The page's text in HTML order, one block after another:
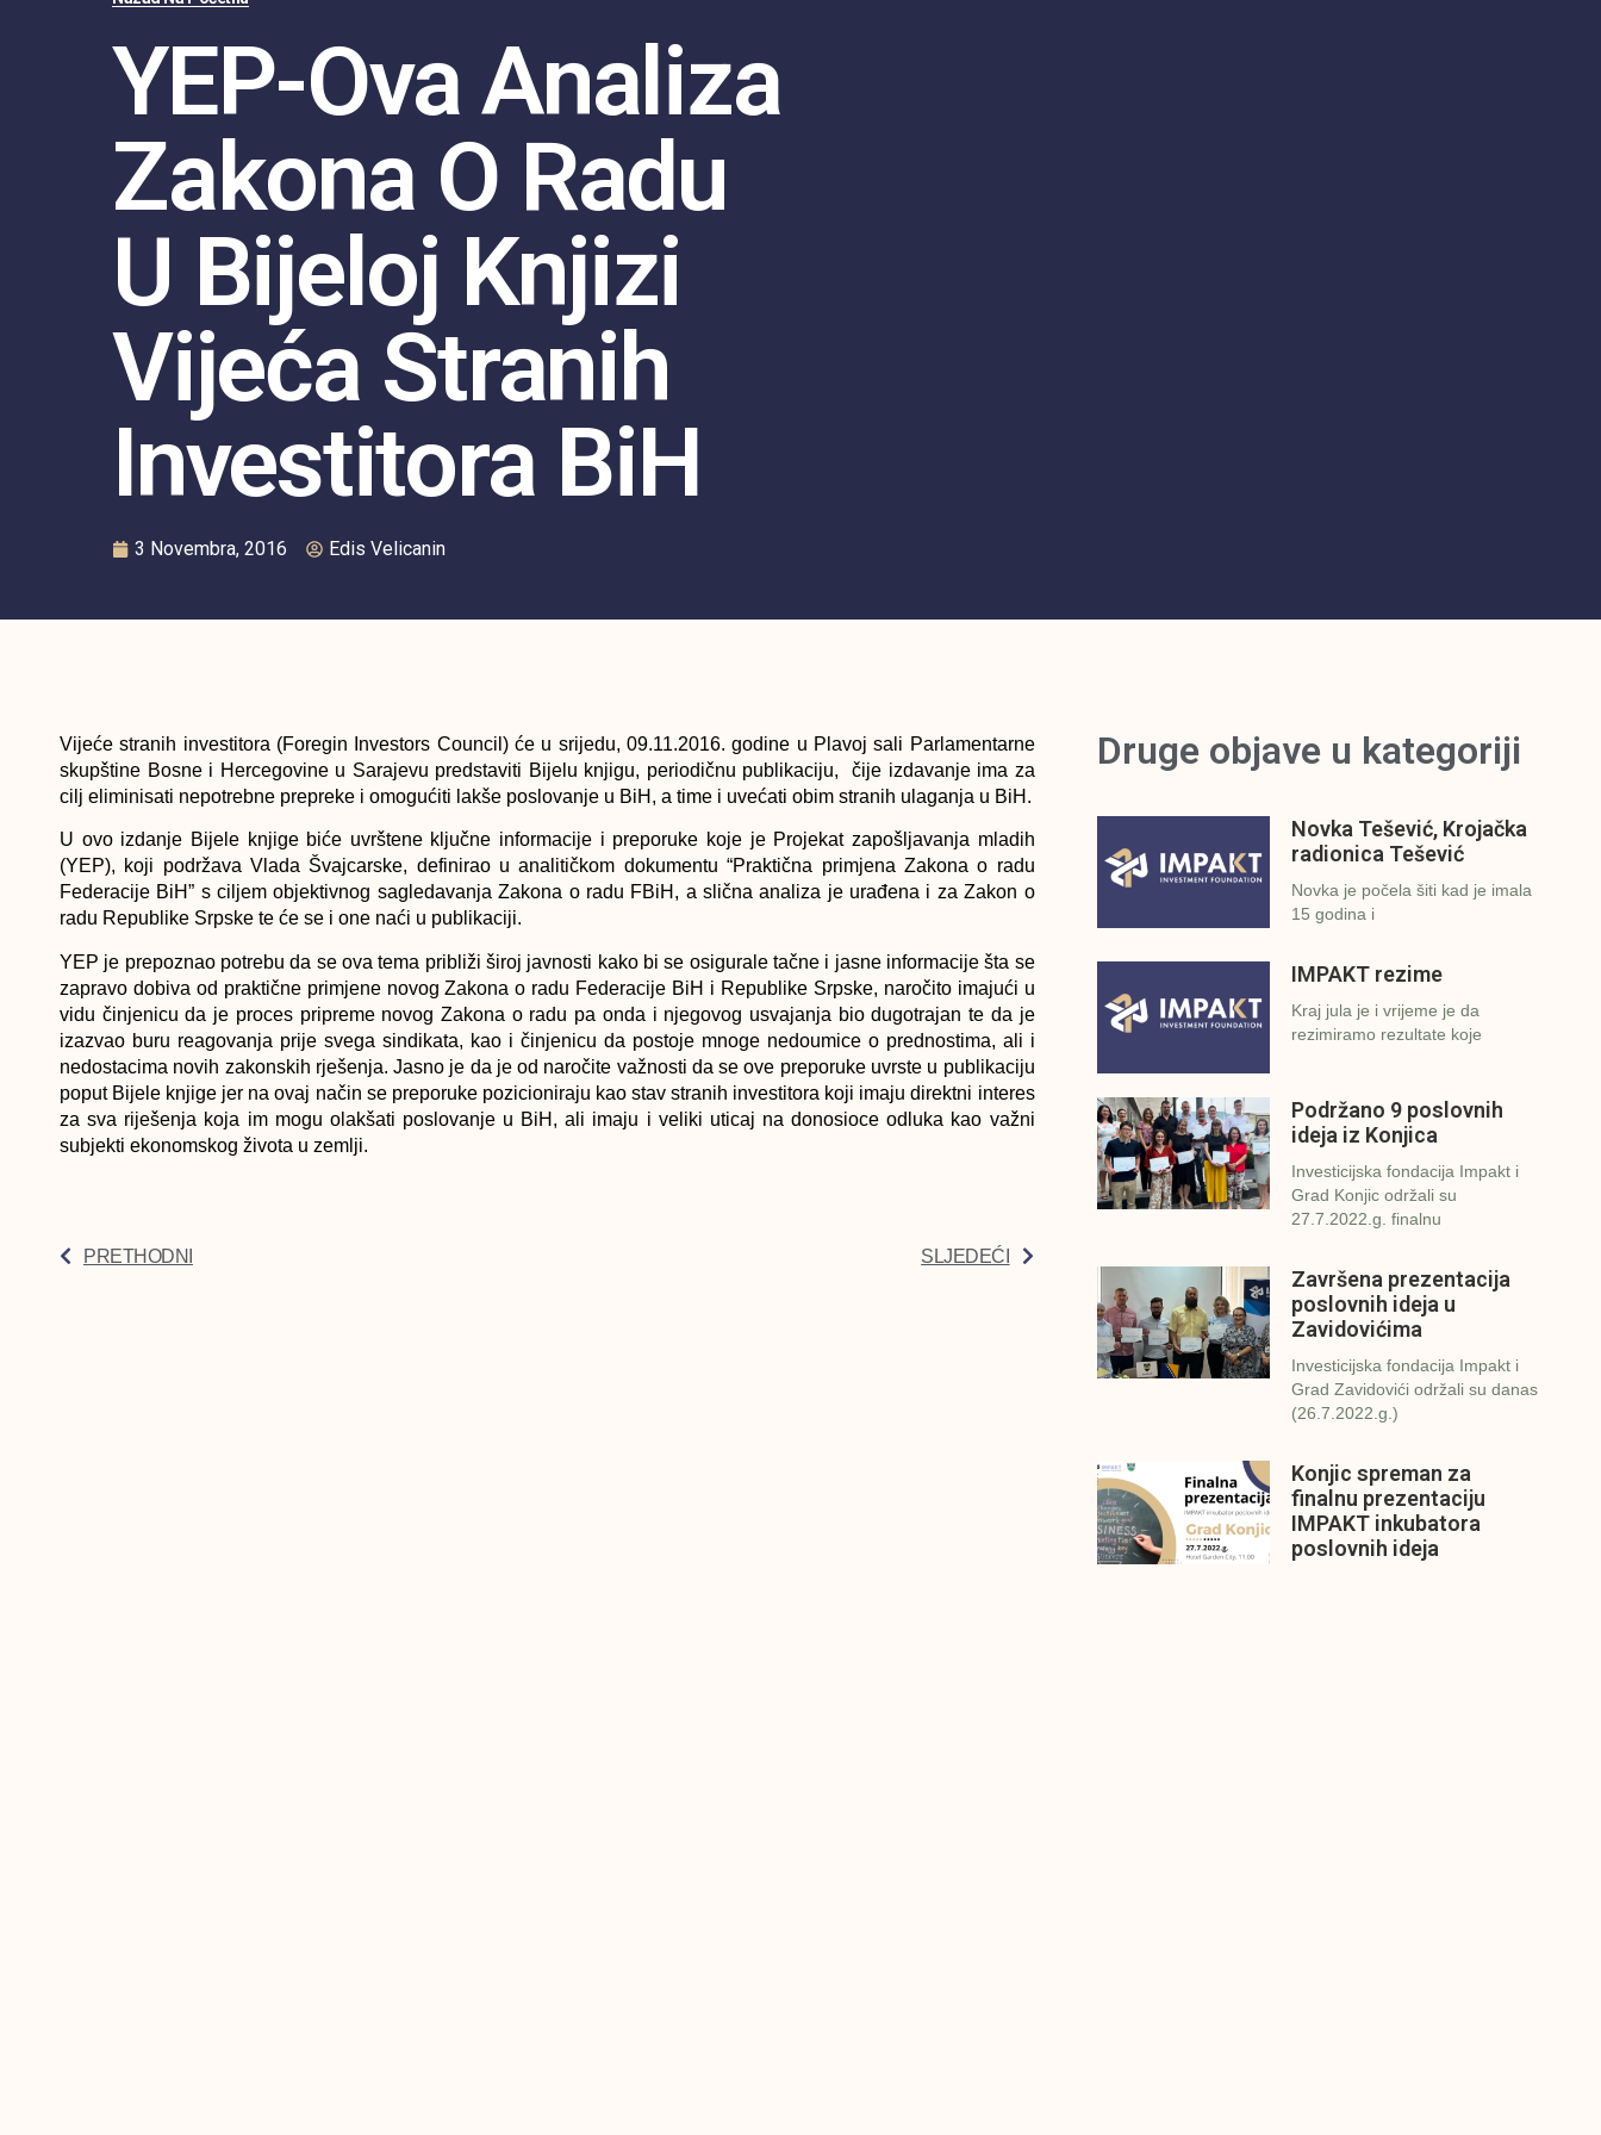
YEP-Ova Analiza
Zakona O Radu
U Bijeloj Knjizi
Vijeća Stranih
Investitora BiH
3 Novembra, 2016 Edis Velicanin
Vijeće stranih investitora (Foregin Investors Council) će u srijedu, 09.11.2016. godine u Plavoj sali Parlamentarne
skupštine Bosne i Hercegovine u Sarajevu predstaviti Bijelu knjigu, periodičnu publikaciju, čije izdavanje ima za
cilj eliminisati nepotrebne prepreke i omogućiti lakše poslovanje u BiH, a time i uvećati obim stranih ulaganja u BiH.
U ovo izdanje Bijele knjige biće uvrštene ključne informacije i preporuke koje je Projekat zapošljavanja mladih
(YEP), koji podržava Vlada Švajcarske, definirao u analitičkom dokumentu “Praktična primjena Zakona o radu
Federacije BiH” s ciljem objektivnog sagledavanja Zakona o radu FBiH, a slična analiza je urađena i za Zakon o
radu Republike Srpske te će se i one naći u publikaciji.
YEP je prepoznao potrebu da se ova tema približi široj javnosti kako bi se osigurale tačne i jasne informacije šta se
zapravo dobiva od praktične primjene novog Zakona o radu Federacije BiH i Republike Srpske, naročito imajući u
vidu činjenicu da je proces pripreme novog Zakona o radu pa onda i njegovog usvajanja bio dugotrajan te da je
izazvao buru reagovanja prije svega sindikata, kao i činjenicu da postoje mnoge nedoumice o prednostima, ali i
nedostacima novih zakonskih rješenja. Jasno je da je od naročite važnosti da se ove preporuke uvrste u publikaciju
poput Bijele knjige jer na ovaj način se preporuke pozicioniraju kao stav stranih investitora koji imaju direktni interes
za sva riješenja koja im mogu olakšati poslovanje u BiH, ali imaju i veliki uticaj na donosioce odluka kao važni
subjekti ekonomskog života u zemlji.
PRETHODNI SLJEDEĆI
Druge objave u kategoriji
Novka Tešević, Krojačka
radionica Tešević
Novka je počela šiti kad je imala
15 godina i
IMPAKT rezime
Kraj jula je i vrijeme je da
rezimiramo rezultate koje
Podržano 9 poslovnih
ideja iz Konjica
Investicijska fondacija Impakt i
Grad Konjic održali su
27.7.2022.g. finalnu
Završena prezentacija
poslovnih ideja u
Zavidovićima
Investicijska fondacija Impakt i
Grad Zavidovići održali su danas
(26.7.2022.g.)
Konjic spreman za
finalnu prezentaciju
IMPAKT inkubatora
poslovnih ideja